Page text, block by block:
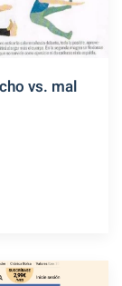
vs. mal